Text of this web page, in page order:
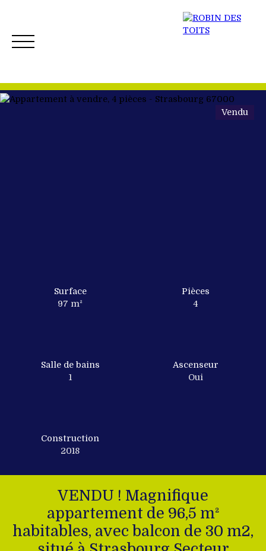
Vendu
Surface
97 m²
Pièces
4
Salle de bains
1
Ascenseur
Oui
Construction
2018
VENDU ! Magnifique
appartement de 96,5 m²
habitables, avec balcon de 30 m2,